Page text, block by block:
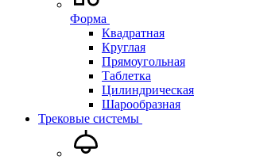
Форма
Квадратная
Круглая
Прямоугольная
Таблетка
Цилиндрическая
Шарообразная
Трековые системы